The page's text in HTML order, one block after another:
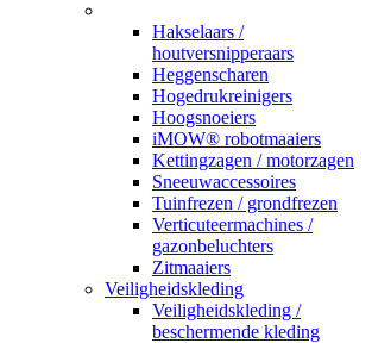
Hakselaars /
houtversnipperaars
Heggenscharen
Hogedrukreinigers
Hoogsnoeiers
iMOW® robotmaaiers
Kettingzagen / motorzagen
Sneeuwaccessoires
Tuinfrezen / grondfrezen
Verticuteermachines /
gazonbeluchters
Zitmaaiers
Veiligheidskleding
Veiligheidskleding /
beschermende kleding